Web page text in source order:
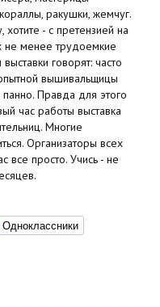
ракушки, жемчуг.
хотите - с претензией на
не менее трудоемкие
говорят: часто
вышивальщицы
Правда для этого
час работы выставка
Многие
Организаторы всех
все просто. Учись - не
Одноклассники